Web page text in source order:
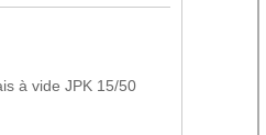
à vide JPK 15/50